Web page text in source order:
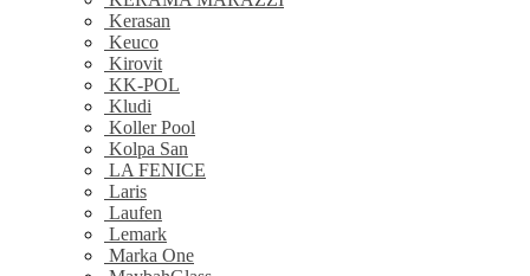
Kerasan
Keuco
Kirovit
KK-POL
Kludi
Koller Pool
Kolpa San
LA FENICE
Laris
Laufen
Lemark
Marka One